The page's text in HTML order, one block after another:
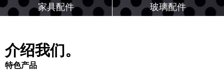
家具配件 玻璃配件
介绍我们。
特色产品